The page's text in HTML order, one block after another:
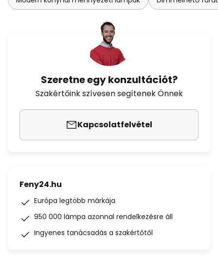
Szeretne egy konzultációt?
Szakértőink szívesen segítenek Önnek
Kapcsolatfelvétel
Feny24.hu
Európa legtöbb márkája
950 000 lámpa azonnal rendelkezésre áll
Ingyenes tanácsadás a szakértőtől